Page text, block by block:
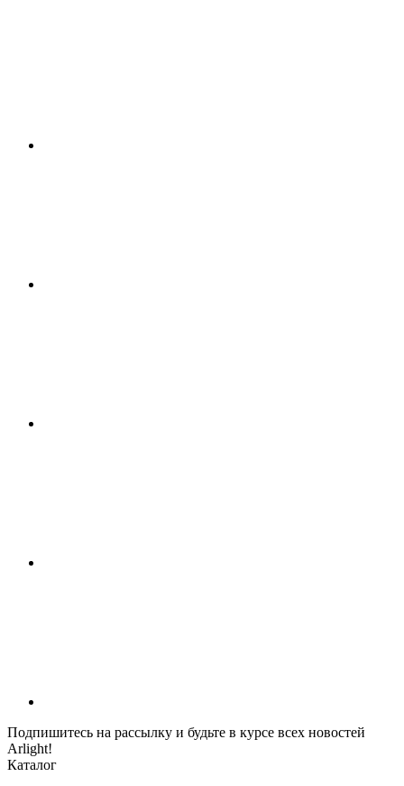
Подпишитесь на рассылку и будьте в курсе всех новостей
Arlight!
Каталог